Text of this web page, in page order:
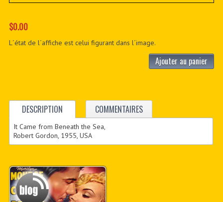
$0.00
L´état de l´affiche est celui figurant dans l´image.
Ajouter au panier
DESCRIPTION COMMENTAIRES
It Came from Beneath the Sea,
Robert Gordon, 1955, USA